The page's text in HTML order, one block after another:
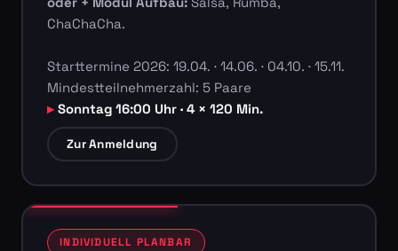
ChaChaCha.
Starttermine 2026: 19.04. · 14.06. · 04.10. · 15.11.
Mindestteilnehmerzahl: 5 Paare
Sonntag 16:00 Uhr · 4 × 120 Min.
Zur Anmeldung
INDIVIDUELL PLANBAR